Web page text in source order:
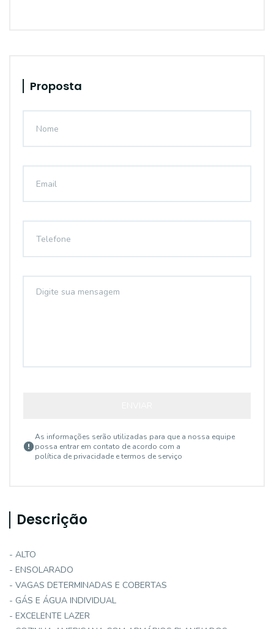
Proposta
As informações serão utilizadas para que a nossa equipe
possa entrar em contato de acordo com a
política de privacidade e termos de serviço
Descrição
- ALTO
- ENSOLARADO
- VAGAS DETERMINADAS E COBERTAS
- GÁS E ÁGUA INDIVIDUAL
- EXCELENTE LAZER